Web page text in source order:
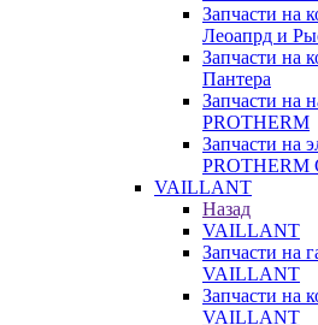
Запчасти на
Леоапрд и
Запчасти на
Пантера
Запчасти на
PROTHERM
Запчасти на
PROTHERM
VAILLANT
Назад
VAILLANT
Запчасти на
VAILLANT
Запчасти на
VAILLANT